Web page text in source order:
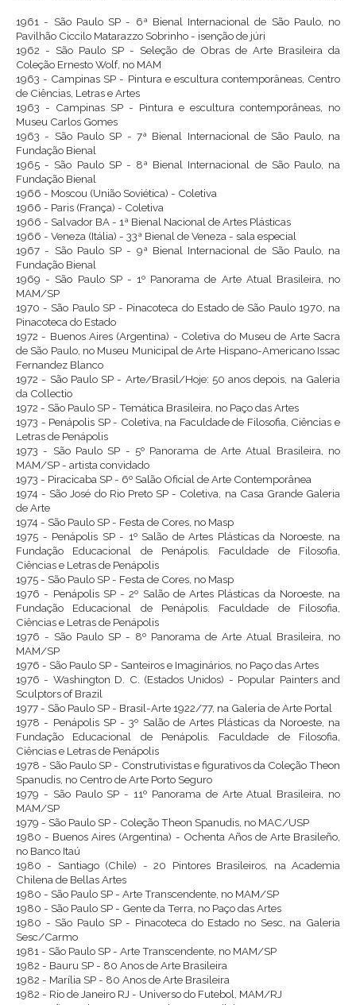
1961 - São Paulo SP - 6ª Bienal Internacional de São Paulo, no
Pavilhão Ciccilo Matarazzo Sobrinho - isenção de júri
1962 - São Paulo SP - Seleção de Obras de Arte Brasileira da
Coleção Ernesto Wolf, no MAM
1963 - Campinas SP - Pintura e escultura contemporâneas, Centro
de Ciências, Letras e Artes
1963 - Campinas SP - Pintura e escultura contemporâneas, no
Museu Carlos Gomes
1963 - São Paulo SP - 7ª Bienal Internacional de São Paulo, na
Fundação Bienal
1965 - São Paulo SP - 8ª Bienal Internacional de São Paulo, na
Fundação Bienal
1966 - Moscou (União Soviética) - Coletiva
1966 - Paris (França) - Coletiva
1966 - Salvador BA - 1ª Bienal Nacional de Artes Plásticas
1966 - Veneza (Itália) - 33ª Bienal de Veneza - sala especial
1967 - São Paulo SP - 9ª Bienal Internacional de São Paulo, na
Fundação Bienal
1969 - São Paulo SP - 1º Panorama de Arte Atual Brasileira, no
MAM/SP
1970 - São Paulo SP - Pinacoteca do Estado de São Paulo 1970, na
Pinacoteca do Estado
1972 - Buenos Aires (Argentina) - Coletiva do Museu de Arte Sacra
de São Paulo, no Museu Municipal de Arte Hispano-Americano Issac
Fernandez Blanco
1972 - São Paulo SP - Arte/Brasil/Hoje: 50 anos depois, na Galeria
da Collectio
1972 - São Paulo SP - Temática Brasileira, no Paço das Artes
1973 - Penápolis SP - Coletiva, na Faculdade de Filosofia, Ciências e
Letras de Penápolis
1973 - São Paulo SP - 5º Panorama de Arte Atual Brasileira, no
MAM/SP - artista convidado
1973 - Piracicaba SP - 6º Salão Oficial de Arte Contemporânea
1974 - São José do Rio Preto SP - Coletiva, na Casa Grande Galeria
de Arte
1974 - São Paulo SP - Festa de Cores, no Masp
1975 - Penápolis SP - 1º Salão de Artes Plásticas da Noroeste, na
Fundação Educacional de Penápolis. Faculdade de Filosofia,
Ciências e Letras de Penápolis
1975 - São Paulo SP - Festa de Cores, no Masp
1976 - Penápolis SP - 2º Salão de Artes Plásticas da Noroeste, na
Fundação Educacional de Penápolis. Faculdade de Filosofia,
Ciências e Letras de Penápolis
1976 - São Paulo SP - 8º Panorama de Arte Atual Brasileira, no
MAM/SP
1976 - São Paulo SP - Santeiros e Imaginários, no Paço das Artes
1976 - Washington D. C. (Estados Unidos) - Popular Painters and
Sculptors of Brazil
1977 - São Paulo SP - Brasil-Arte 1922/77, na Galeria de Arte Portal
1978 - Penápolis SP - 3º Salão de Artes Plásticas da Noroeste, na
Fundação Educacional de Penápolis. Faculdade de Filosofia,
Ciências e Letras de Penápolis
1978 - São Paulo SP - Construtivistas e figurativos da Coleção Theon
Spanudis, no Centro de Arte Porto Seguro
1979 - São Paulo SP - 11º Panorama de Arte Atual Brasileira, no
MAM/SP
1979 - São Paulo SP - Coleção Theon Spanudis, no MAC/USP
1980 - Buenos Aires (Argentina) - Ochenta Años de Arte Brasileño,
no Banco Itaú
1980 - Santiago (Chile) - 20 Pintores Brasileiros, na Academia
Chilena de Bellas Artes
1980 - São Paulo SP - Arte Transcendente, no MAM/SP
1980 - São Paulo SP - Gente da Terra, no Paço das Artes
1980 - São Paulo SP - Pinacoteca do Estado no Sesc, na Galeria
Sesc/Carmo
1981 - São Paulo SP - Arte Transcendente, no MAM/SP
1982 - Bauru SP - 80 Anos de Arte Brasileira
1982 - Marília SP - 80 Anos de Arte Brasileira
1982 - Rio de Janeiro RJ - Universo do Futebol, MAM/RJ